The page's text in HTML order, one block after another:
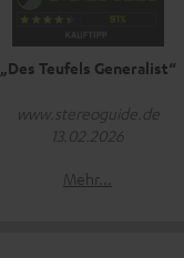
„Des Teufels Generalist“
www.stereoguide.de
13.02.2026
Mehr...